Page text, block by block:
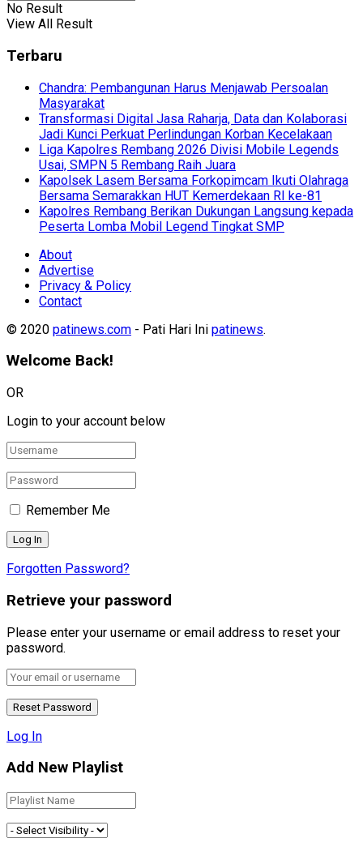
No Result
View All Result
Terbaru
Chandra: Pembangunan Harus Menjawab Persoalan
Masyarakat
Transformasi Digital Jasa Raharja, Data dan Kolaborasi
Jadi Kunci Perkuat Perlindungan Korban Kecelakaan
Liga Kapolres Rembang 2026 Divisi Mobile Legends
Usai, SMPN 5 Rembang Raih Juara
Kapolsek Lasem Bersama Forkopimcam Ikuti Olahraga
Bersama Semarakkan HUT Kemerdekaan RI ke-81
Kapolres Rembang Berikan Dukungan Langsung kepada
Peserta Lomba Mobil Legend Tingkat SMP
About
Advertise
Privacy & Policy
Contact
© 2020 patinews.com - Pati Hari Ini patinews.
Welcome Back!
OR
Login to your account below
Remember Me
Forgotten Password?
Retrieve your password
Please enter your username or email address to reset your
password.
Log In
Add New Playlist